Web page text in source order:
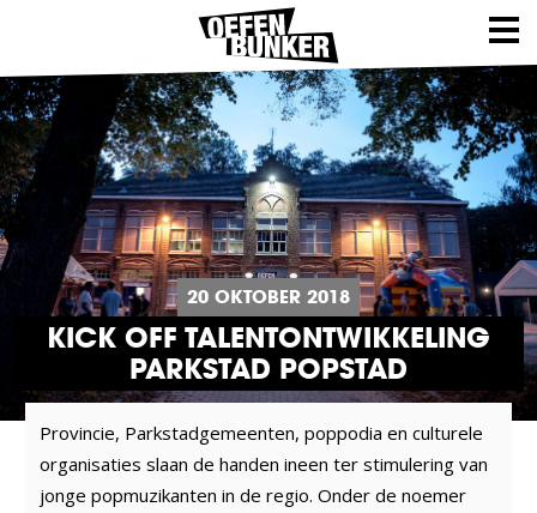
20 OKTOBER 2018
KICK OFF TALENTONTWIKKELING
PARKSTAD POPSTAD
Provincie, Parkstadgemeenten, poppodia en culturele
organisaties slaan de handen ineen ter stimulering van
jonge popmuzikanten in de regio. Onder de noemer